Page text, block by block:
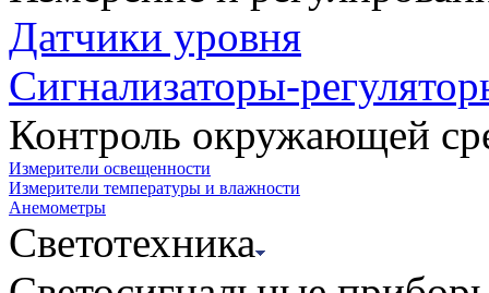
Датчики уровня
Сигнализаторы-
Контроль окружающей
Измерители освещенности
Измерители температуры и влажности
Анемометры
Светотехника